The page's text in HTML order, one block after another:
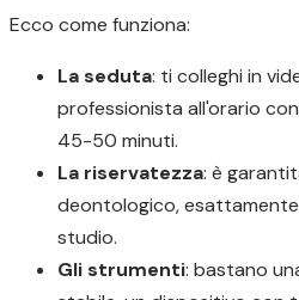
Ecco come funziona:
La seduta: ti colleghi in
professionista all'orario
45-50 minuti.
La riservatezza: è
deontologico,
studio.
Gli strumenti: bastano